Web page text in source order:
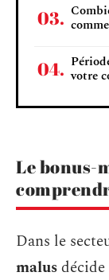
votre
Le bonus-
Dans le
malus